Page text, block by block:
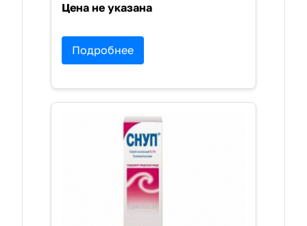
Цена не указана
Подробнее